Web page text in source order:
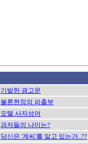
기발한 광고문
불륜현장의 파출부
모텔 사자성어
과자들의 나이는?
당신은 '계씨'를 알고 있는가..??